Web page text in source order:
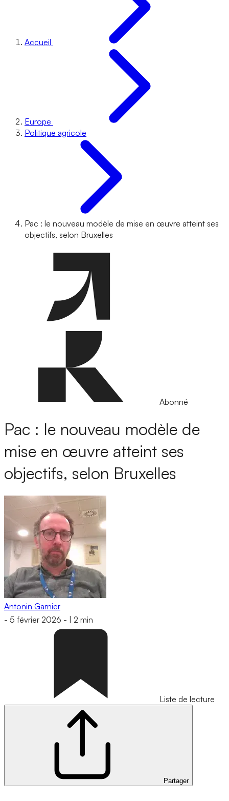
Accueil
Europe
Politique agricole
Pac : le nouveau modèle de mise en œuvre atteint ses
objectifs, selon Bruxelles
Abonné
Pac : le nouveau modèle de
mise en œuvre atteint ses
objectifs, selon Bruxelles
Antonin Garnier
- 5 février 2026 - 2 min
Liste de lecture
Partager